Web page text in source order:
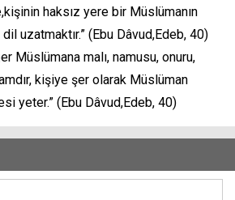
haksız yere bir Müslümanın
uzatmaktır.” (Ebu Dâvud,Edeb, 40)
Müslümana malı, namusu, onuru,
kişiye şer olarak Müslüman
yeter.” (Ebu Dâvud,Edeb, 40)